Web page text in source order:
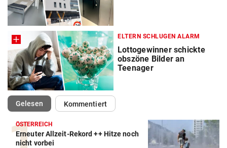
ELTERN SCHLUGEN ALARM
Lottogewinner schickte
obszöne Bilder an
Teenager
Gelesen(ausgewählt)Kommentiert
ÖSTERREICH
Erneuter Allzeit-Rekord ++ Hitze noch
nicht vorbei